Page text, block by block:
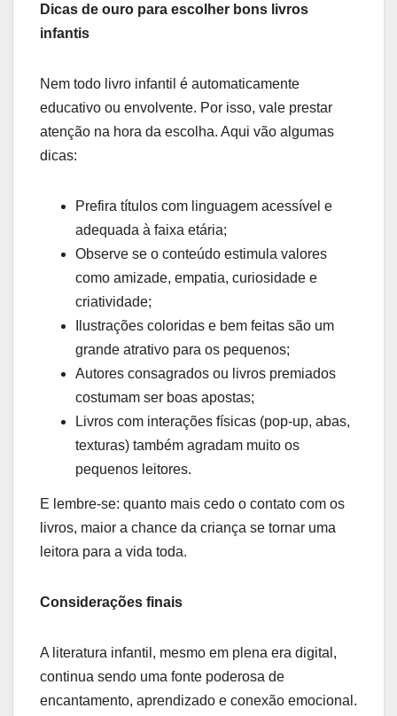
Dicas de ouro para escolher bons livros
infantis
Nem todo livro infantil é automaticamente
educativo ou envolvente. Por isso, vale prestar
atenção na hora da escolha. Aqui vão algumas
dicas:
Prefira títulos com linguagem acessível e
adequada à faixa etária;
Observe se o conteúdo estimula valores
como amizade, empatia, curiosidade e
criatividade;
Ilustrações coloridas e bem feitas são um
grande atrativo para os pequenos;
Autores consagrados ou livros premiados
costumam ser boas apostas;
Livros com interações físicas (pop-up, abas,
texturas) também agradam muito os
pequenos leitores.
E lembre-se: quanto mais cedo o contato com os
livros, maior a chance da criança se tornar uma
leitora para a vida toda.
Considerações finais
A literatura infantil, mesmo em plena era digital,
continua sendo uma fonte poderosa de
encantamento, aprendizado e conexão emocional.